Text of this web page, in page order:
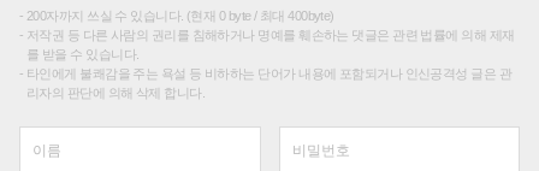
200자까지 쓰실 수 있습니다. (현재 0 byte / 최대 400byte)
저작권 등 다른 사람의 권리를 침해하거나 명예를 훼손하는 댓글은 관련 법률에 의해 제재
를 받을 수 있습니다.
타인에게 불쾌감을 주는 욕설 등 비하하는 단어가 내용에 포함되거나 인신공격성 글은 관
리자의 판단에 의해 삭제 합니다.